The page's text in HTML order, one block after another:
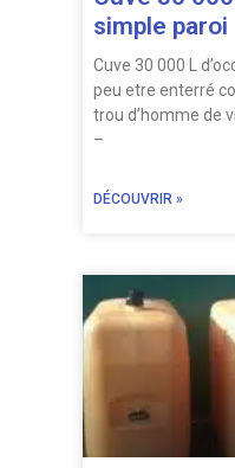
simple paroi
Cuve 30 000 L
peu etre enterré
trou d’homme de
–
DÉCOUVRIR »